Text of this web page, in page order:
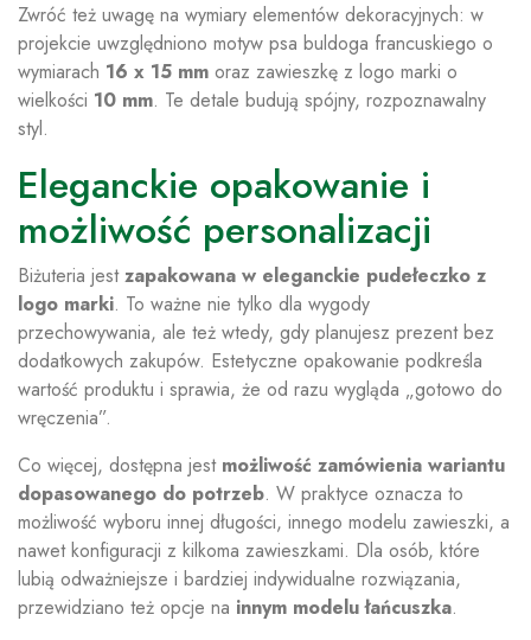
Zwróć też uwagę na wymiary elementów dekoracyjnych: w
projekcie uwzględniono motyw psa buldoga francuskiego o
wymiarach 16 x 15 mm oraz zawieszkę z logo marki o
wielkości 10 mm. Te detale budują spójny, rozpoznawalny
styl.
Eleganckie opakowanie i
możliwość personalizacji
Biżuteria jestzapakowana w eleganckie pudełeczko z
logo marki. To ważne nie tylko dla wygody
przechowywania, ale też wtedy, gdy planujesz prezent bez
dodatkowych zakupów. Estetyczne opakowanie podkreśla
wartość produktu i sprawia, że od razu wygląda „gotowo do
wręczenia”.
Co więcej, dostępna jest możliwość zamówienia wariantu
dopasowanego do potrzeb. W praktyce oznacza to
możliwość wyboru innej długości, innego modelu zawieszki, a
nawet konfiguracji z kilkoma zawieszkami. Dla osób, które
lubią odważniejsze i bardziej indywidualne rozwiązania,
przewidziano też opcje na innym modelu łańcuszka.